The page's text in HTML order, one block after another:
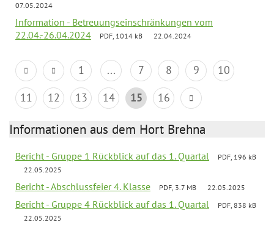
07.05.2024
Information - Betreuungseinschränkungen vom
22.04.-26.04.2024
PDF, 1014 kB 22.04.2024
1 ... 7 8 9
10
11
12 13 14 15 16
Informationen aus dem Hort Brehna
Bericht - Gruppe 1 Rückblick auf das 1. Quartal
PDF, 196 kB
22.05.2025
Bericht - Abschlussfeier 4. Klasse PDF, 3.7 MB 22.05.2025
Bericht - Gruppe 4 Rückblick auf das 1. Quartal
PDF, 838 kB
22.05.2025